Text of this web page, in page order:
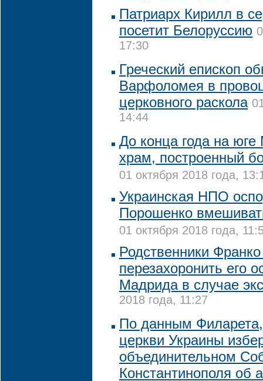
Патриарх Кирилл в
посетит Белоруссию
17:30
Греческий епископ
Варфоломея в
церковного раскола
14:44
До конца года на
храм, построенный
01 октября 2018 года,
Украинская НПО
Порошенко
01 октября 2018 года,
Родственники
перезахоронить его
Мадрида в случае
2018 года, 11:27
По данным
церкви Украины
объединительном
Константинополя об